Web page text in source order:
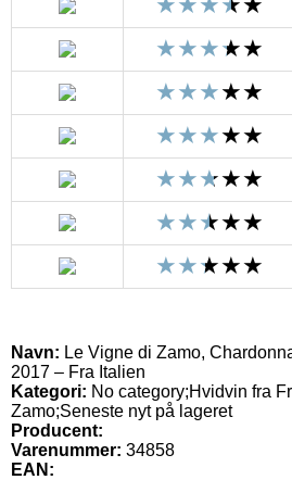
Navn: Le Vigne di Zamo,
2017 – Fra Italien
Kategori: No category;Hvidvin fra
Zamo;Seneste nyt på lageret
Producent:
Varenummer: 34858
EAN: